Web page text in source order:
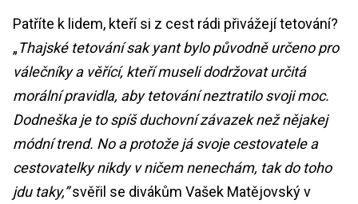
Patříte k lidem, kteří si z cest rádi přivážejí tetování?
„Thajské tetování sak yant bylo původně určeno pro
válečníky a věřící, kteří museli dodržovat určitá
morální pravidla, aby tetování neztratilo svoji moc.
Dodneška je to spíš duchovní závazek než nějakej
módní trend. No a protože já svoje cestovatele a
cestovatelky nikdy v ničem nenechám, tak do toho
jdu taky,”svěřil se divákům Vašek Matějovský v